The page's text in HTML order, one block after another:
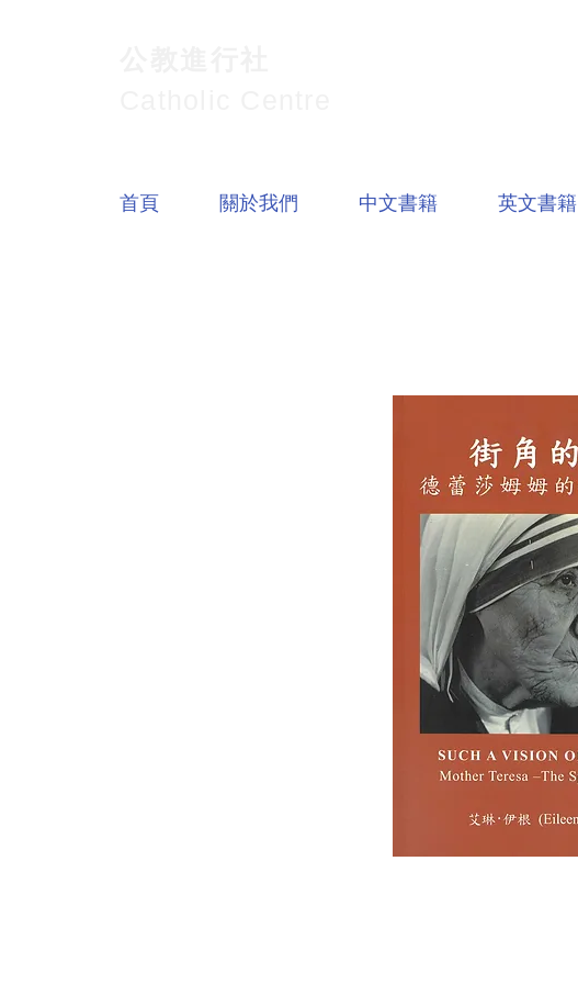
首頁 關於我們 中文書籍 英文書籍